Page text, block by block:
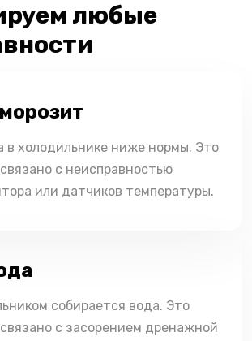
любые
в холодильнике ниже нормы. Это
с неисправностью
или датчиков температуры.
собирается вода. Это
с засорением дренажной